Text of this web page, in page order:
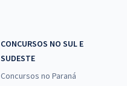
CONCURSOS NO SUL E
SUDESTE
Concursos no Paraná